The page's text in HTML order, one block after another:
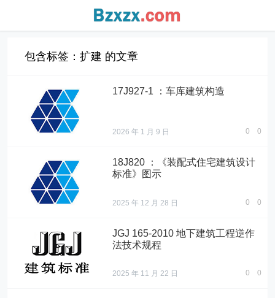
包含标签：扩建 的文章
17J927-1 ：车库建筑构造
2026 年 1 月 9 日 0 0
18J820 ：《装配式住宅建筑设计
标准》图示
2025 年 12 月 28 日 0 0
JGJ 165-2010 地下建筑工程逆作
法技术规程
2025 年 11 月 22 日 0 0